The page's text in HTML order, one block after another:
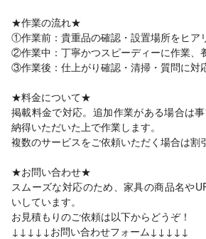
★作業の流れ★
①作業前：貴重品の確認・設置場所をヒア
②作業中：丁寧かつスピーディーに作業、
③作業後：仕上がり確認・清掃・質問に対
★料金について★
掲載料金で対応。追加作業がある場合は
納得いただいた上で作業します。
複数のサービスをご依頼いただく場合は割
★お問い合わせ★
スムーズな対応のため、家具の商品名や
いしています。
お見積もりのご依頼は以下からどうぞ！
↓↓↓↓↓お問い合わせフォーム↓↓↓↓↓